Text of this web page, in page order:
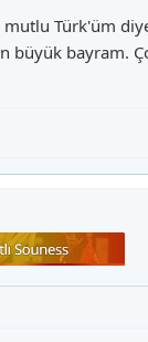
Türk'üm
büyük bayram.